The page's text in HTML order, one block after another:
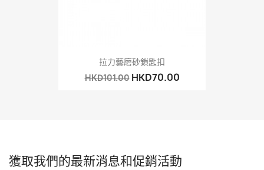
拉力藝磨砂鎖匙扣
HKD101.00 HKD70.00
獲取我們的最新消息和促銷活動